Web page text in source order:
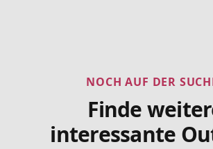
NOCH AUF DER
Finde
interessante